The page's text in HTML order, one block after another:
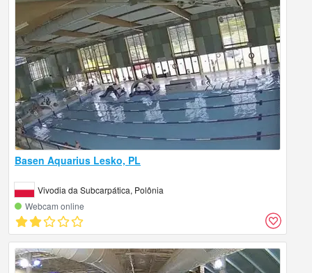
Basen Aquarius Lesko, PL
Vivodia da Subcarpática, Polônia
Webcam online